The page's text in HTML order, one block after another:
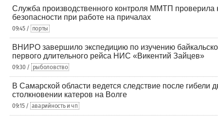
Служба производственного контроля ММТП
безопасности при работе на причалах
09:45 / порты
ВНИРО завершило экспедицию по изучению
первого длительного рейса НИС «Викентий Зайцев»
09:30 / рыболовство
В Самарской области ведется следствие после гибели
столкновении катеров на Волге
09:15 / аварийность и чп